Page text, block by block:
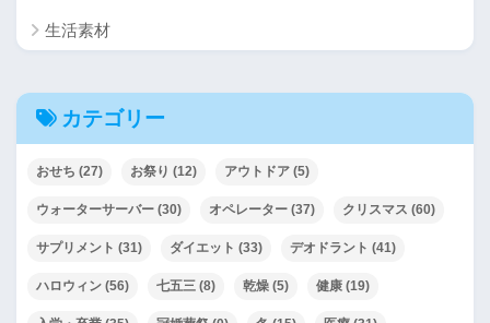
生活素材
カテゴリー
おせち (27) お祭り (12) アウトドア (5)
ウォーターサーバー (30) オペレーター (37) クリスマス (60)
サプリメント (31) ダイエット (33) デオドラント (41)
ハロウィン (56) 七五三 (8) 乾燥 (5) 健康 (19)